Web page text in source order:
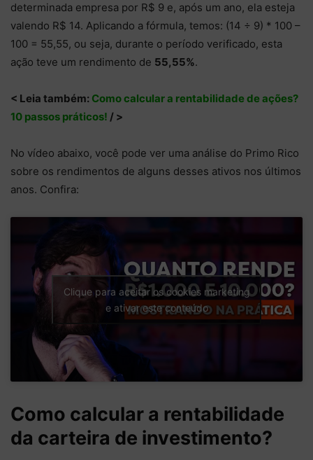
determinada empresa por R$ 9 e, após um ano, ela esteja
valendo R$ 14. Aplicando a fórmula, temos: (14 ÷ 9) * 100 –
100 = 55,55, ou seja, durante o período verificado, esta
ação teve um rendimento de 55,55%.
< Leia também: Como calcular a rentabilidade de ações?
10 passos práticos! / >
No vídeo abaixo, você pode ver uma análise do Primo Rico
sobre os rendimentos de alguns desses ativos nos últimos
anos. Confira:
Clique para aceitar os cookies marketing
e ativar este conteúdo
Como calcular a rentabilidade
da carteira de investimento?